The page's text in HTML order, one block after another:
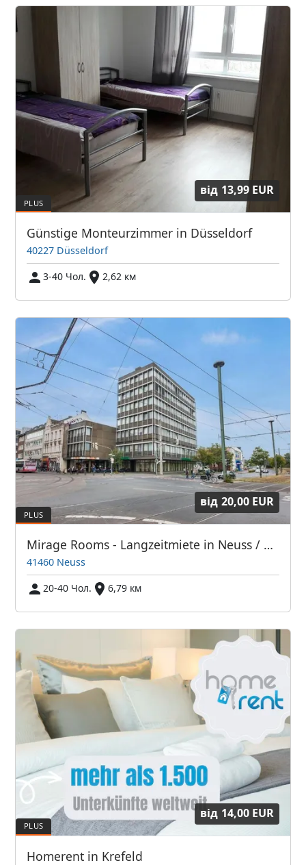
від 13,99 EUR
Günstige Monteurzimmer in Düsseldorf
40227 Düsseldorf
3-40 Чол.
2,62 км
від 20,00 EUR
Mirage Rooms - Langzeitmiete in Neuss / Monteurzimmer
41460 Neuss
20-40 Чол.
6,79 км
від 14,00 EUR
Homerent in Krefeld